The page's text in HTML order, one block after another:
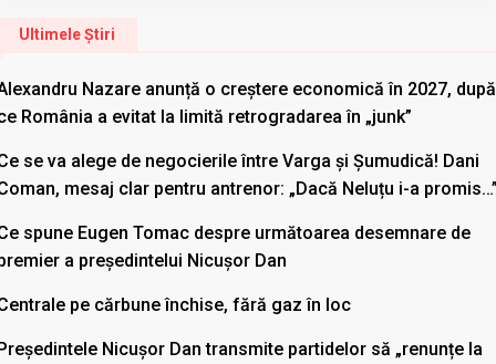
Ultimele Știri
Nazare anunță o creștere economică în 2027, după
România a evitat la limită retrogradarea în „junk”
se va alege de negocierile între Varga și Șumudică! Dani
mesaj clar pentru antrenor: „Dacă Neluțu i-a
spune Eugen Tomac despre următoarea desemnare de
a președintelui Nicușor Dan
pe cărbune închise, fără gaz în loc
Nicușor Dan transmite partidelor să „renunțe la